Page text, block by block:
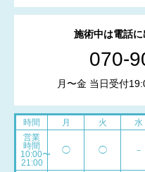
施術中は電話
070-
月〜金 当日受付
時間 月 火 水
営業
時間
10:00〜
21:00
◯ ◯ －